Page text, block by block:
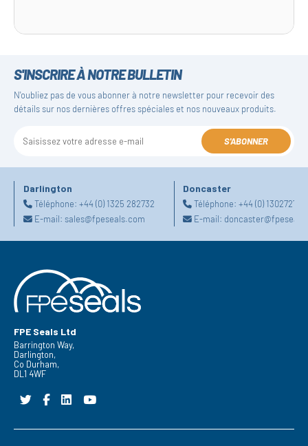
S'INSCRIRE À NOTRE BULLETIN
N'oubliez pas de vous abonner à notre newsletter pour recevoir des
détails sur nos dernières offres spéciales et nos nouveaux produits.
S'ABONNER
Darlington
Téléphone: +44 (0) 1325 282732
E-mail: sales@fpeseals.com
Doncaster
Téléphone:+44 (0)
E-mail:
FPE Seals Ltd
Barrington Way,
Darlington,
Co Durham,
DL1 4WF